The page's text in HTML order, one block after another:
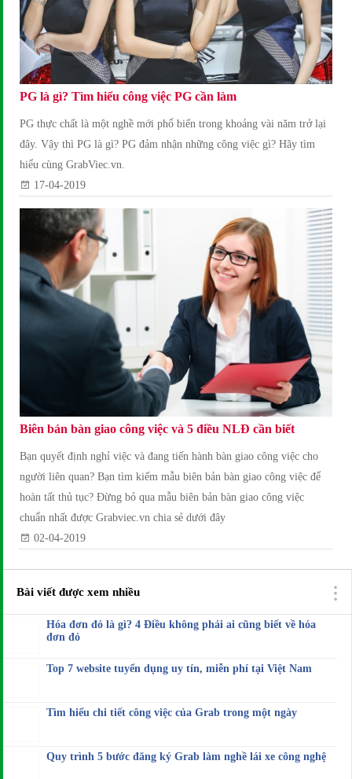
PG là gì? Tìm hiểu công việc PG cần làm
PG thực chất là một nghề mới phổ biến trong khoảng vài năm trở lại
đây. Vậy thì PG là gì? PG đảm nhận những công việc gì? Hãy tìm
hiểu cùng GrabViec.vn.
17-04-2019
Biên bản bàn giao công việc và 5 điều NLĐ cần biết
Bạn quyết định nghỉ việc và đang tiến hành bàn giao công việc cho
người liên quan? Bạn tìm kiếm mẫu biên bản bàn giao công việc để
hoàn tất thủ tục? Đừng bỏ qua mẫu biên bản bàn giao công việc
chuẩn nhất được Grabviec.vn chia sẻ dưới đây
02-04-2019
Bài viết được xem nhiều
Hóa đơn đỏ là gì? 4 Điều không phải ai cũng biết về hóa
đơn đỏ
Top 7 website tuyển dụng uy tín, miễn phí tại Việt Nam
Tìm hiểu chi tiết công việc của Grab trong một ngày
Quy trình 5 bước đăng ký Grab làm nghề lái xe công nghệ